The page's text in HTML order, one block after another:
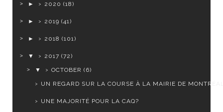
► 2020 (18)
► 2019 (41)
► 2018 (101)
▼ 2017 (72)
▼
OCTOBER (6)
UN REGARD SUR LA COURSE À LA MAIRIE DE
UNE MAJORITÉ POUR LA CAQ?